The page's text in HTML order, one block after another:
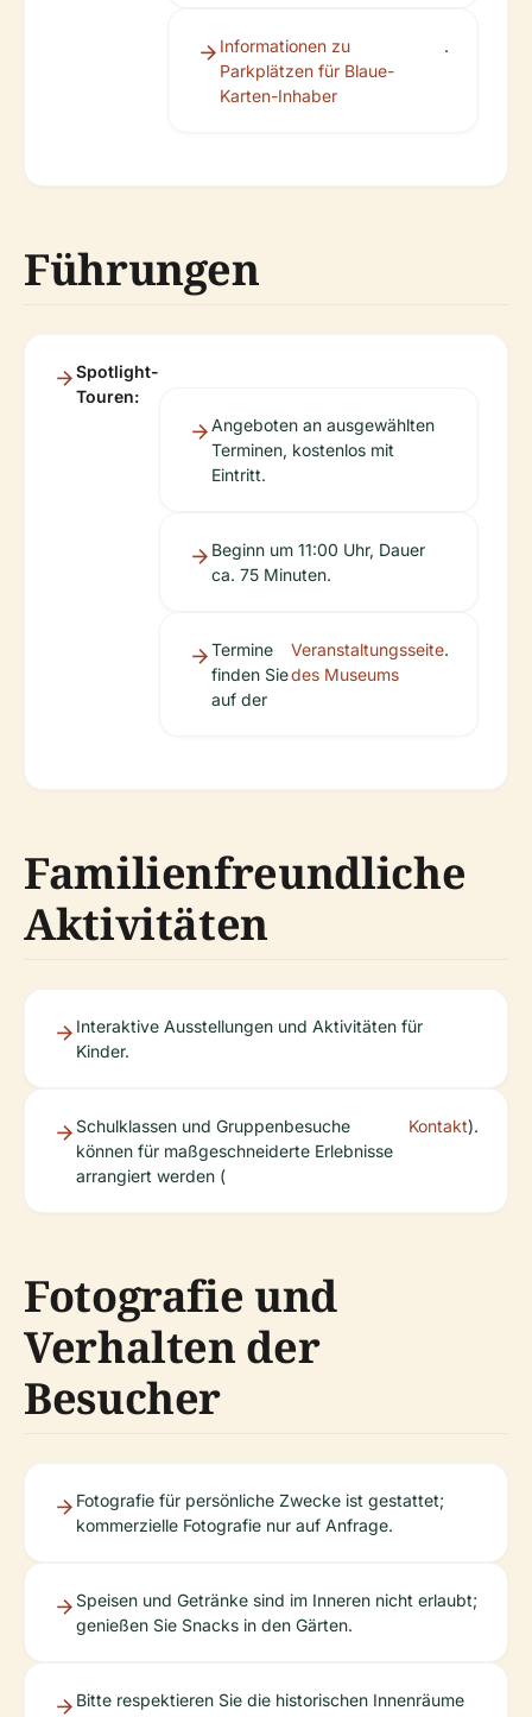
Informationen zu
Parkplätzen für Blaue-
Karten-Inhaber
.
Führungen
Spotlight-
Touren:
Angeboten an ausgewählten
Terminen, kostenlos mit
Eintritt.
Beginn um 11:00 Uhr, Dauer
ca. 75 Minuten.
Termine
finden Sie
auf der
Veranstaltungsseite
des Museums
.
Familienfreundliche
Aktivitäten
Interaktive Ausstellungen und Aktivitäten für
Kinder.
Schulklassen und Gruppenbesuche
können für maßgeschneiderte Erlebnisse
arrangiert werden (
Kontakt).
Fotografie und
Verhalten der
Besucher
Fotografie für persönliche Zwecke ist gestattet;
kommerzielle Fotografie nur auf Anfrage.
Speisen und Getränke sind im Inneren nicht erlaubt;
genießen Sie Snacks in den Gärten.
Bitte respektieren Sie die historischen Innenräume